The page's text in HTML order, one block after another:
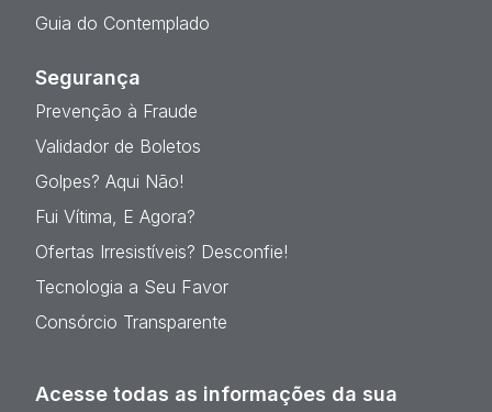
Guia do Contemplado
Segurança
Prevenção à Fraude
Validador de Boletos
Golpes? Aqui Não!
Fui Vítima, E Agora?
Ofertas Irresistíveis? Desconfie!
Tecnologia a Seu Favor
Consórcio Transparente
Acesse todas as informações da sua